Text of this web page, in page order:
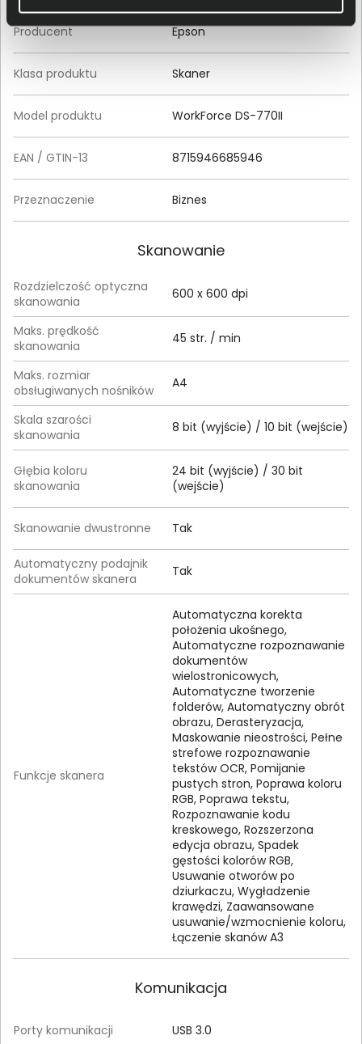
Producent Epson
Klasa produktu Skaner
Model produktu WorkForce DS-770II
EAN / GTIN-13 8715946685946
Przeznaczenie Biznes
Skanowanie
Rozdzielczość optyczna
skanowania
600 x 600 dpi
Maks. prędkość
skanowania
45 str. / min
Maks. rozmiar
obsługiwanych nośników
A4
Skala szarości
skanowania
8 bit (wyjście) / 10 bit (wejście)
Głębia koloru
skanowania
24 bit (wyjście) / 30 bit
(wejście)
Skanowanie dwustronne Tak
Automatyczny podajnik
dokumentów skanera
Tak
Funkcje skanera
Automatyczna korekta
położenia ukośnego,
Automatyczne rozpoznawanie
dokumentów
wielostronicowych,
Automatyczne tworzenie
folderów, Automatyczny obrót
obrazu, Derasteryzacja,
Maskowanie nieostrości, Pełne
strefowe rozpoznawanie
tekstów OCR, Pomijanie
pustych stron, Poprawa koloru
RGB, Poprawa tekstu,
Rozpoznawanie kodu
kreskowego, Rozszerzona
edycja obrazu, Spadek
gęstości kolorów RGB,
Usuwanie otworów po
dziurkaczu, Wygładzenie
krawędzi, Zaawansowane
usuwanie/wzmocnienie koloru,
Łączenie skanów A3
Komunikacja
Porty komunikacji USB 3.0